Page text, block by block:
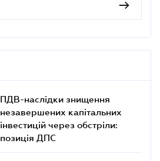
ПДВ-наслідки знищення
незавершених капітальних
інвестицій через обстріли:
позиція ДПС